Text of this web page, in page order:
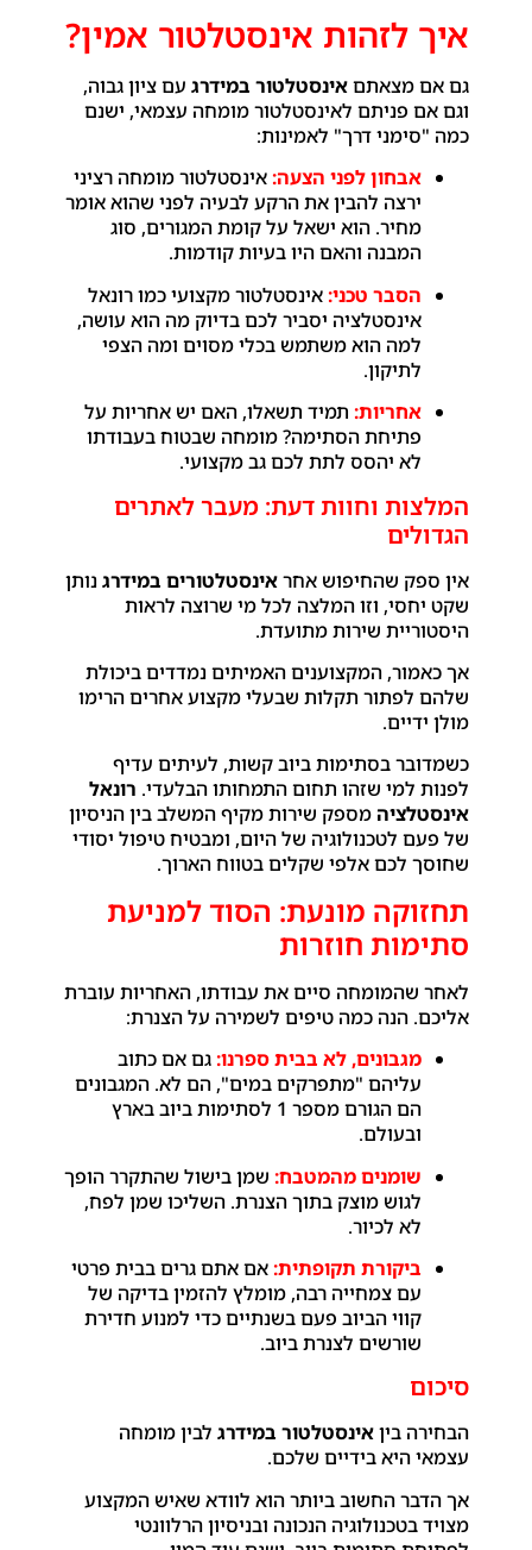
איך לזהות אינסטלטור אמין?
גם אם מצאתםאינסטלטור במידרגעם ציון גבוה,
וגם אם פניתם לאינסטלטור מומחה עצמאי, ישנם
כמה "סימני דרך" לאמינות:
אבחון לפני הצעה:אינסטלטור מומחה רציני
ירצה להבין את הרקע לבעיה לפני שהוא אומר
מחיר. הוא ישאל על קומת המגורים, סוג
המבנה והאם היו בעיות קודמות.
הסבר טכני:אינסטלטור מקצועי כמו רונאל
אינסטלציה יסביר לכם בדיוק מה הוא עושה,
למה הוא משתמש בכלי מסוים ומה הצפי
לתיקון.
אחריות:תמיד תשאלו, האם יש אחריות על
פתיחת הסתימה? מומחה שבטוח בעבודתו
לא יהסס לתת לכם גב מקצועי.
המלצות וחוות דעת: מעבר לאתרים
הגדולים
אין ספק שהחיפוש אחראינסטלטורים במידרגנותן
שקט יחסי, וזו המלצה לכל מי שרוצה לראות
היסטוריית שירות מתועדת.
אך כאמור, המקצוענים האמיתים נמדדים ביכולת
שלהם לפתור תקלות שבעלי מקצוע אחרים הרימו
מולן ידיים.
כשמדובר בסתימות ביוב קשות, לעיתים עדיף
לפנות למי שזהו תחום התמחותו הבלעדי. רונאל
אינסטלציה מספק שירות מקיף המשלב בין הניסיון
של פעם לטכנולוגיה של היום, ומבטיח טיפול יסודי
שחוסך לכם אלפי שקלים בטווח הארוך.
תחזוקה מונעת: הסוד למניעת
סתימות חוזרות
לאחר שהמומחה סיים את עבודתו, האחריות עוברת
אליכם. הנה כמה טיפים לשמירה על הצנרת:
מגבונים, לא בבית ספרנו:גם אם כתוב
עליהם "מתפרקים במים", הם לא. המגבונים
הם הגורם מספר 1 לסתימות ביוב בארץ
ובעולם.
שומנים מהמטבח:שמן בישול שהתקרר הופך
לגוש מוצק בתוך הצנרת. השליכו שמן לפח,
לא לכיור.
ביקורת תקופתית:אם אתם גרים בבית פרטי
עם צמחייה רבה, מומלץ להזמין בדיקה של
קווי הביוב פעם בשנתיים כדי למנוע חדירת
שורשים לצנרת ביוב.
סיכום
הבחירה ביןאינסטלטור במידרגלבין מומחה
עצמאי היא בידיים שלכם.
אך הדבר החשוב ביותר הוא לוודא שאיש המקצוע
מצויד בטכנולוגיה הנכונה ובניסיון הרלוונטי